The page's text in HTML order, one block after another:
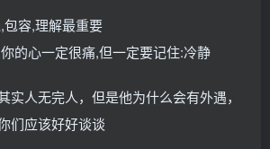
容,理解最重要
的心一定很痛,但一定要记住:冷静
实人无完人，但是他为什么会有外遇，
们应该好好谈谈